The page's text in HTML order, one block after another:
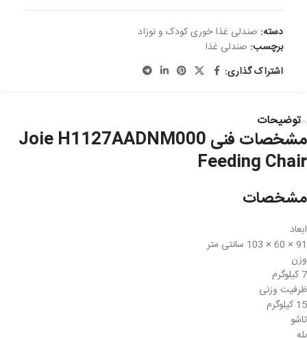
دسته: صندلی غذا خوری کودک و نوزاد
برچسب: صندلی غذا
اشتراک گذاری:
توضیحات
مشخصات فنی Joie H1127AADNM000
Feeding Chair
مشخصات
ابعاد
91 × 60 × 103 سانتی متر
وزن
7 کیلوگرم
ظرفیت وزنی
15 کیلوگرم
تاشو